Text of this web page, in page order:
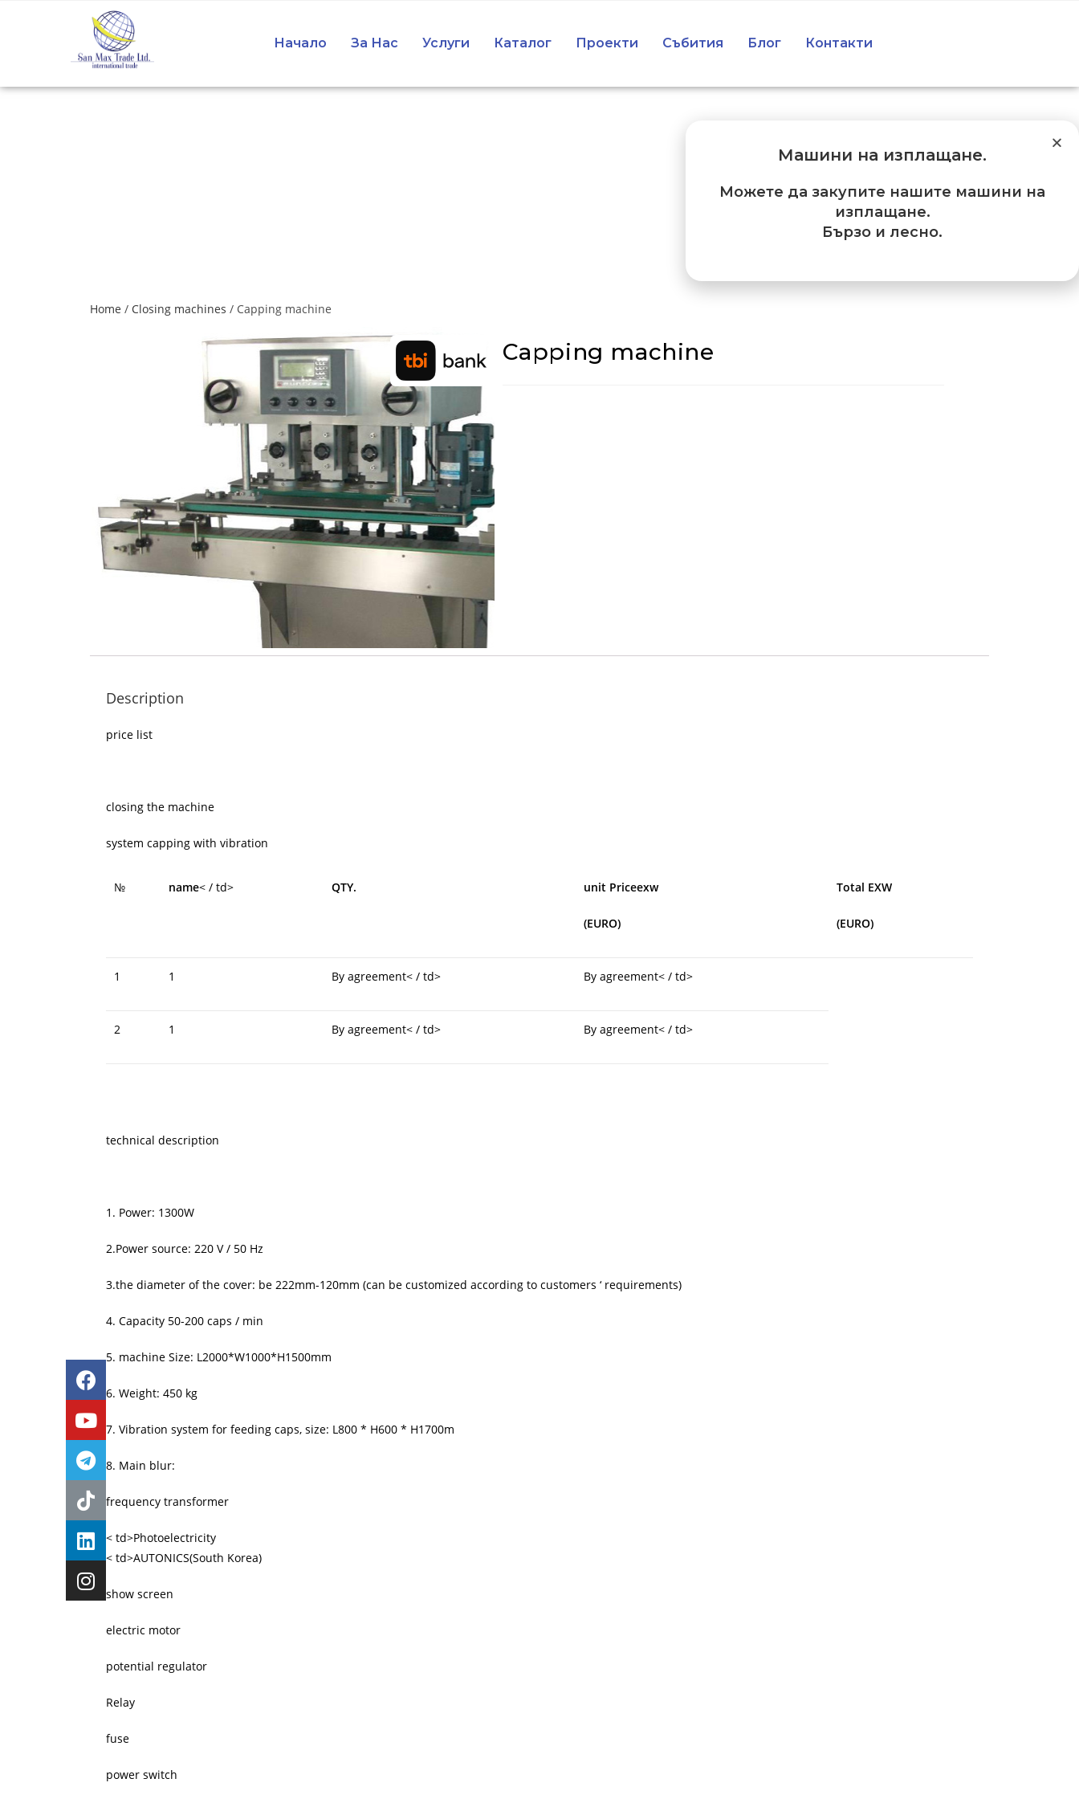
Начало За Нас Услуги Каталог Проекти Събития Блог Контакти
Home / Closing machines / Capping machine
Capping machine
Description
price list
closing the machine
system capping with vibration
№ name< / td> QTY. unit Priceexw
(EURO)
Total EXW
(EURO)
1 1 By agreement< / td> By agreement< / td>
2 1 By agreement< / td> By agreement< / td>
technical description
1. Power: 1300W
2.Power source: 220 V / 50 Hz
3.the diameter of the cover: be 222mm-120mm (can be customized according to customers ‘ requirements)
4. Capacity 50-200 caps / min
5. machine Size: L2000*W1000*H1500mm
6. Weight: 450 kg
7. Vibration system for feeding caps, size: L800 * H600 * H1700m
8. Main blur:
frequency transformer
< td>Photoelectricity
< td>AUTONICS(South Korea)
show screen
electric motor
potential regulator
Relay
fuse
power switch
Машини на изплащане.
Можете да закупите нашите машини на
изплащане.
Бързо и лесно.